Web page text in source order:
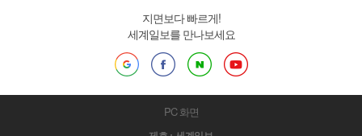
지면보다 빠르게!
세계일보를 만나보세요
PC 화면